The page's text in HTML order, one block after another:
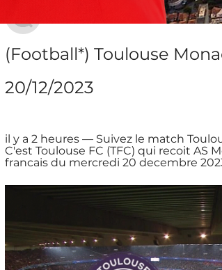
(Football*) Toulouse
20/12/2023
il y a 2 heures — Suivez le match
C'est Toulouse FC (TFC) qui recoit AS
francais du mercredi 20 decembre 2023